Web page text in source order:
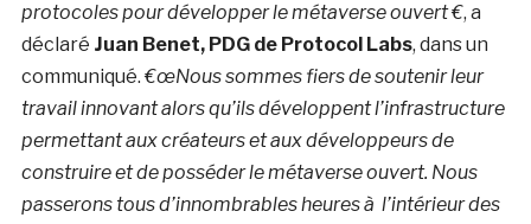
protocoles pour développer le métaverse ouvert €, a
déclaré Juan Benet, PDG de Protocol Labs, dans un
communiqué.€œNous sommes fiers de soutenir leur
travail innovant alors qu’ils développent l’infrastructure
permettant aux créateurs et aux développeurs de
construire et de posséder le métaverse ouvert. Nous
passerons tous d’innombrables heures à l’intérieur des